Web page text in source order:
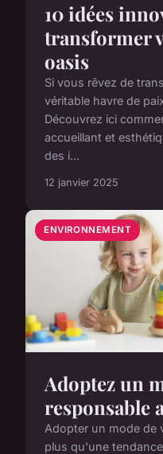
10 idées
transformer
oasis
Si vous rêvez de
véritable havre de
Découvrez ici
accueillant et
des i...
12 janvier 2025
ENVIRONNEMENT
Adoptez un
responsable
Adopter un mode de
plus qu'une